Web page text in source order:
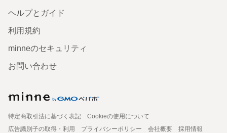
ヘルプとガイド
利用規約
minneのセキュリティ
お問い合わせ
特定商取引法に基づく表記
Cookieの使用について
広告識別子の取得・利用
プライバシーポリシー 会社概要
採用情報